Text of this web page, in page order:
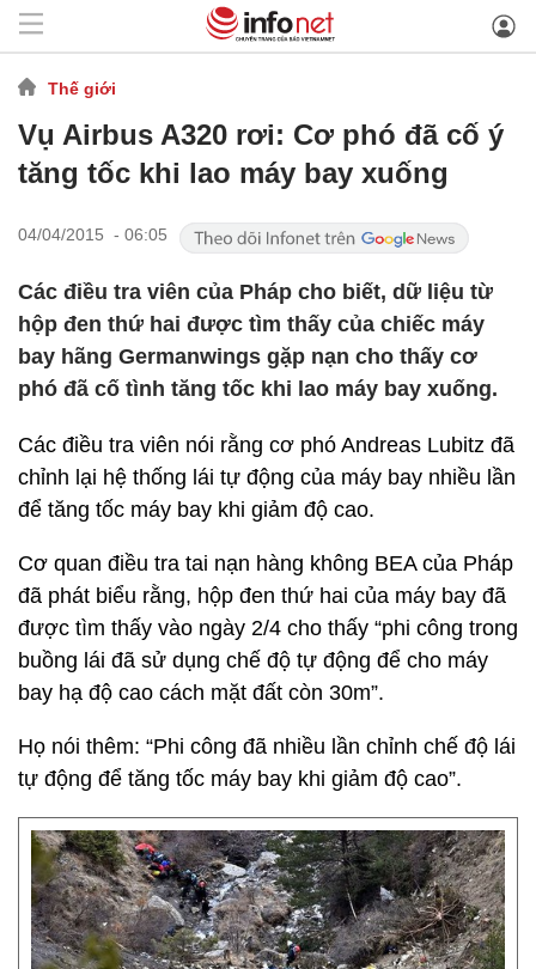
Thế giới
Vụ Airbus A320 rơi: Cơ phó đã cố ý
tăng tốc khi lao máy bay xuống
04/04/2015 - 06:05
Các điều tra viên của Pháp cho biết, dữ liệu từ
hộp đen thứ hai được tìm thấy của chiếc máy
bay hãng Germanwings gặp nạn cho thấy cơ
phó đã cố tình tăng tốc khi lao máy bay xuống.
Các điều tra viên nói rằng cơ phó Andreas Lubitz đã
chỉnh lại hệ thống lái tự động của máy bay nhiều lần
để tăng tốc máy bay khi giảm độ cao.
Cơ quan điều tra tai nạn hàng không BEA của Pháp
đã phát biểu rằng, hộp đen thứ hai của máy bay đã
được tìm thấy vào ngày 2/4 cho thấy “phi công trong
buồng lái đã sử dụng chế độ tự động để cho máy
bay hạ độ cao cách mặt đất còn 30m”.
Họ nói thêm: “Phi công đã nhiều lần chỉnh chế độ lái
tự động để tăng tốc máy bay khi giảm độ cao”.